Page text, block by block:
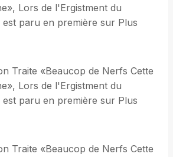
Lors de l'Ergistment du
paru en première sur Plus
Traite «Beaucop de Nerfs Cette
Lors de l'Ergistment du
paru en première sur Plus
Traite «Beaucop de Nerfs Cette